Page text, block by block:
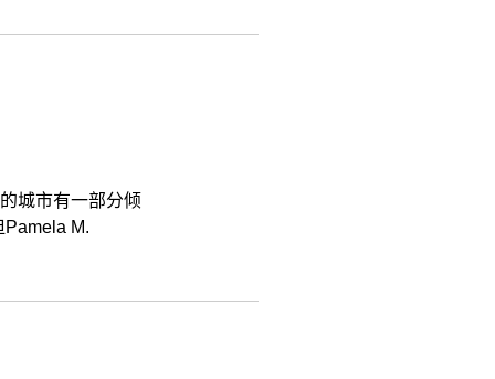
城市有一部分倾
Pamela M.